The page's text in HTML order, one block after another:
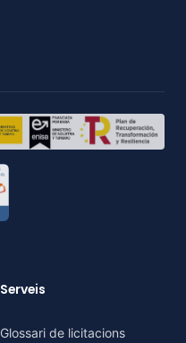
Serveis
Glossari de licitacions